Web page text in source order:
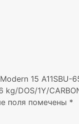
15
DOS/1Y/
поля помечены *